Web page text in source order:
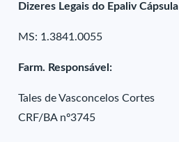
Dizeres Legais do Epaliv Cápsula
MS: 1.3841.0055
Farm. Responsável:
Tales de Vasconcelos Cortes
CRF/BA nº3745